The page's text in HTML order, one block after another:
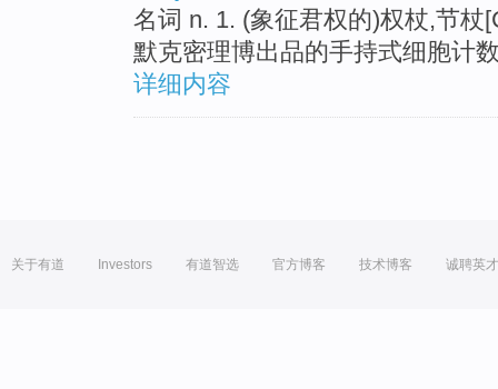
名词 n. 1. (象征君权的)权杖,节杖
默克密理博出品的手持式细胞计
详细内容
关于有道 Investors 有道智选 官方博客 技术博客 诚聘英才